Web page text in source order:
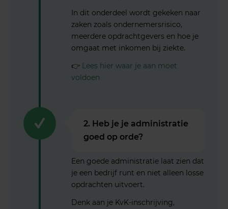
In dit onderdeel wordt gekeken naar
zaken zoals ondernemersrisico,
meerdere opdrachtgevers en hoe je
omgaat met inkomen bij ziekte.
👉 Lees hier waar je aan moet
voldoen
2. Heb je je administratie
goed op orde?
Een goede administratie laat zien dat
je een bedrijf runt en niet alleen losse
opdrachten uitvoert.
Denk aan je KvK-inschrijving,